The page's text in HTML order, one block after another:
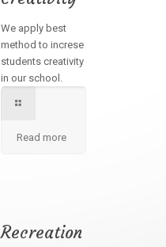
We apply best
method to increse
students creativity
in our school.
Read more
Recreation